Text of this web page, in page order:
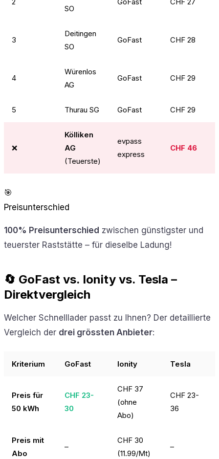
2
SO
GoFast CHF 27
3
Deitingen
SO
GoFast CHF 28
4
Würenlos
AG
GoFast CHF 29
5 Thurau SG GoFast CHF 29
❌
Kölliken
AG
(Teuerste)
evpass
express
CHF 46
🎯
Preisunterschied
100% Preisunterschied zwischen günstigster und
teuerster Raststätte – für dieselbe Ladung!
🔄 GoFast vs. Ionity vs. Tesla –
Direktvergleich
Welcher Schnelllader passt zu Ihnen? Der detaillierte
Vergleich der drei grössten Anbieter:
Kriterium GoFast Ionity Tesla
Preis für
50 kWh
CHF 23-
30
CHF 37
(ohne
Abo)
CHF 23-
36
Preis mit
Abo
–
CHF 30
(11.99/Mt)
–